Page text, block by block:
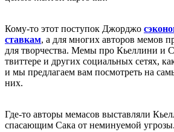
Кому-то этот поступок Джорджо
ставкам, а для многих авторов мемов
для творчества. Мемы про Кьеллини и
твиттере и других социальных сетях,
и мы предлагаем вам посмотреть на
них.
Где-то авторы мемасов выставляли
спасающим Сака от неминуемой угрозы.